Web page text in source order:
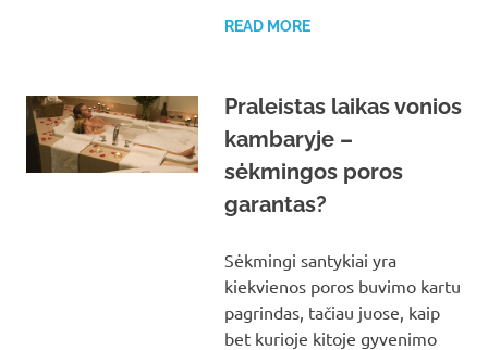
READ MORE
Praleistas laikas vonios
kambaryje –
sėkmingos poros
garantas?
Sėkmingi santykiai yra
kiekvienos poros buvimo kartu
pagrindas, tačiau juose, kaip
bet kurioje kitoje gyvenimo